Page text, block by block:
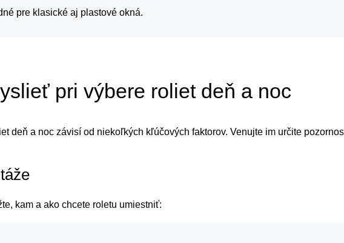
pre klasické aj plastové okná.
pri výbere roliet deň a noc
deň a noc závisí od niekoľkých kľúčových faktorov. Venujte im určite
kam a ako chcete roletu umiestniť: